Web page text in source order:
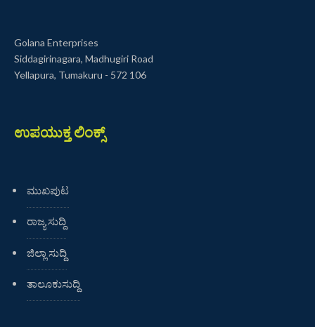
Golana Enterprises
Siddagirinagara, Madhugiri Road
Yellapura, Tumakuru - 572 106
ಉಪಯುಕ್ತ ಲಿಂಕ್ಸ್
ಮುಖಪುಟ
ರಾಜ್ಯ ಸುದ್ದಿ
ಜಿಲ್ಲಾ ಸುದ್ದಿ
ತಾಲೂಕುಸುದ್ದಿ